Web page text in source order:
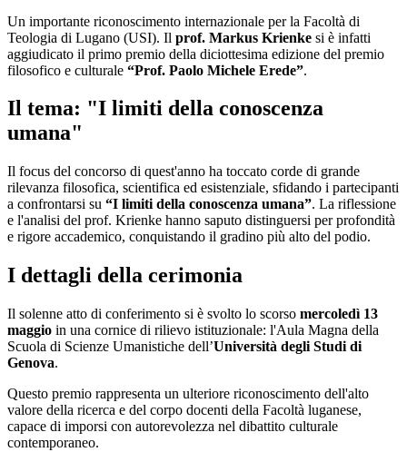
Un importante riconoscimento internazionale per la Facoltà di
Teologia di Lugano (USI). Il prof. Markus Krienke si è infatti
aggiudicato il primo premio della diciottesima edizione del premio
filosofico e culturale “Prof. Paolo Michele Erede”.
Il tema: "I limiti della conoscenza
umana"
Il focus del concorso di quest'anno ha toccato corde di grande
rilevanza filosofica, scientifica ed esistenziale, sfidando i partecipanti
a confrontarsi su “I limiti della conoscenza umana”. La riflessione
e l'analisi del prof. Krienke hanno saputo distinguersi per profondità
e rigore accademico, conquistando il gradino più alto del podio.
I dettagli della cerimonia
Il solenne atto di conferimento si è svolto lo scorso mercoledì 13
maggio in una cornice di rilievo istituzionale: l'Aula Magna della
Scuola di Scienze Umanistiche dell’Università degli Studi di
Genova.
Questo premio rappresenta un ulteriore riconoscimento dell'alto
valore della ricerca e del corpo docenti della Facoltà luganese,
capace di imporsi con autorevolezza nel dibattito culturale
contemporaneo.